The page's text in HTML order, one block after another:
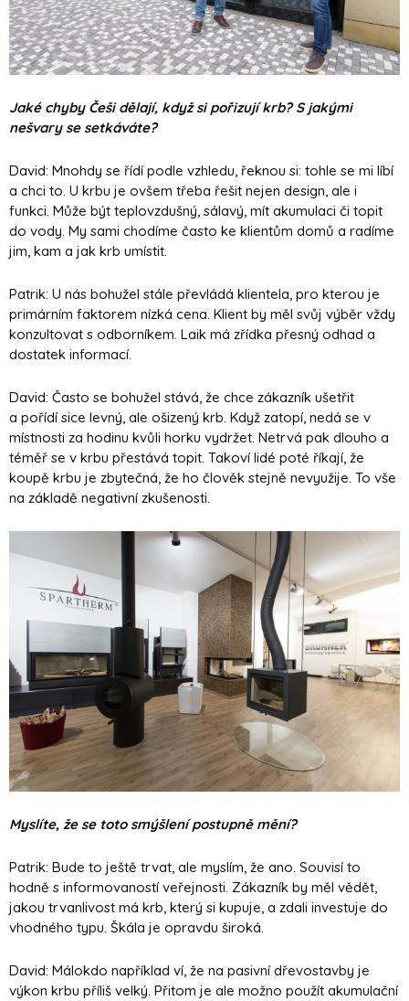
Jaké chyby Češi dělají, když si pořizují krb? S jakými
nešvary se setkáváte?
David: Mnohdy se řídí podle vzhledu, řeknou si: tohle se mi líbí
a chci to. U krbu je ovšem třeba řešit nejen design, ale i
funkci. Může být teplovzdušný, sálavý, mít akumulaci či topit
do vody. My sami chodíme často ke klientům domů a radíme
jim, kam a jak krb umístit.
Patrik: U nás bohužel stále převládá klientela, pro kterou je
primárním faktorem nízká cena. Klient by měl svůj výběr vždy
konzultovat s odborníkem. Laik má zřídka přesný odhad a
dostatek informací.
David: Často se bohužel stává, že chce zákazník ušetřit
a pořídí sice levný, ale ošizený krb. Když zatopí, nedá se v
místnosti za hodinu kvůli horku vydržet. Netrvá pak dlouho a
téměř se v krbu přestává topit. Takoví lidé poté říkají, že
koupě krbu je zbytečná, že ho člověk stejně nevyužije. To vše
na základě negativní zkušenosti.
Myslíte, že se toto smýšlení postupně mění?
Patrik: Bude to ještě trvat, ale myslím, že ano. Souvisí to
hodně s informovaností veřejnosti. Zákazník by měl vědět,
jakou trvanlivost má krb, který si kupuje, a zdali investuje do
vhodného typu. Škála je opravdu široká.
David: Málokdo například ví, že na pasivní dřevostavby je
výkon krbu příliš velký. Přitom je ale možno použít akumulační